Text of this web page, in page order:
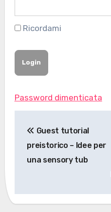
Ricordami
Password dimenticata
articoli
Guest tutorial
preistorico – Idee per
una sensory tub